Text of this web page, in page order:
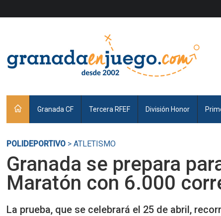
Granada CF Tercera RFEF División Honor
POLIDEPORTIVO > ATLETISMO
Granada se prepara
Maratón con 6.000
La prueba, que se celebrará el 25 de abril,